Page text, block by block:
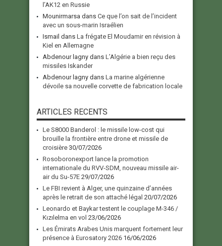
l’AK12 en Russie
Mounirmarsa dans Ce que l’on sait de l’incident
avec un sous-marin Israélien
Ismail dans La frégate El Moudamir en révision à
Kiel en Allemagne
Abdenour lagny dans L’Algérie a bien reçu des
missiles Iskander
Abdenour lagny dans La marine algérienne
dévoile sa nouvelle corvette de fabrication locale
ARTICLES RECENTS
Le S8000 Banderol : le missile low-cost qui
brouille la frontière entre drone et missile de
croisière 30/07/2026
Rosoboronexport lance la promotion
internationale du RVV-SDM, nouveau missile air-
air du Su-57E 29/07/2026
Le FBI revient à Alger, une quinzaine d’années
après le retrait de son attaché légal 20/07/2026
Leonardo et Baykar testent le couplage M-346 /
Kızılelma en vol 23/06/2026
Les Émirats Arabes Unis marquent fortement leur
présence à Eurosatory 2026 16/06/2026